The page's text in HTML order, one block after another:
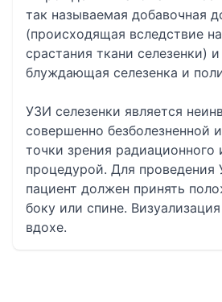
так называемая добавочная
(происходящая вследствие
срастания ткани селезенки)
блуждающая селезенка и
УЗИ селезенки является
совершенно безболезненной
точки зрения радиационного
процедурой. Для проведения
пациент должен принять
боку или спине.
вдохе.